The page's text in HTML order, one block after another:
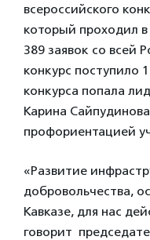
всероссийского
который проходил
389 заявок со всей
конкурс поступило
конкурса попала
Карина
профориентацией
«Развитие
добровольчества,
Кавказе, для нас
говорит